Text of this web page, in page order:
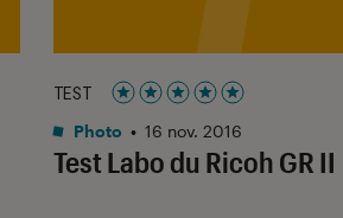
Test Labo du Ricoh GR II
TEST
Noté 5 étoiles sur 5
Photo • 16 nov. 2016